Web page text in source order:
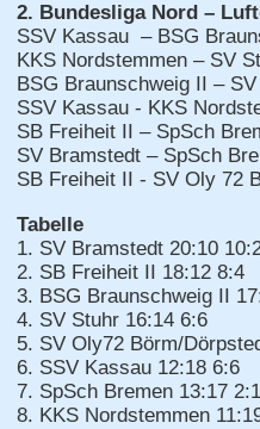
2. Bundesliga Nord –
SSV Kassau – BSG
KKS Nordstemmen – SV
BSG Braunschweig II –
SSV Kassau - KKS
SB Freiheit II – SpSch
SV Bramstedt – SpSch
SB Freiheit II - SV Oly 72
Tabelle
1. SV Bramstedt 20:10
2. SB Freiheit II 18:12 8:4
3. BSG Braunschweig II
4. SV Stuhr 16:14 6:6
5. SV Oly72 Börm/
6. SSV Kassau 12:18 6:6
7. SpSch Bremen 13:17
8. KKS Nordstemmen